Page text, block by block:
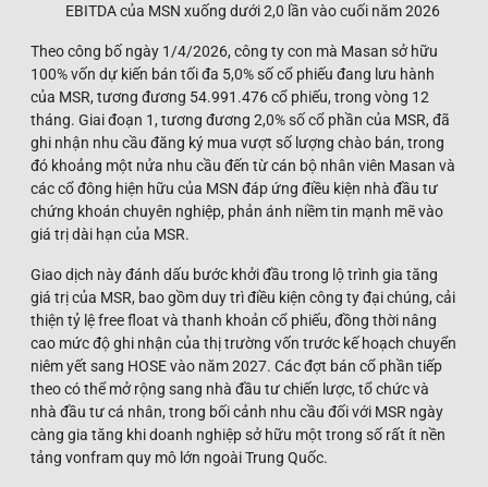
EBITDA của MSN xuống dưới 2,0 lần vào cuối năm 2026
Theo công bố ngày 1/4/2026, công ty con mà Masan sở hữu
100% vốn dự kiến bán tối đa 5,0% số cổ phiếu đang lưu hành
của MSR, tương đương 54.991.476 cổ phiếu, trong vòng 12
tháng. Giai đoạn 1, tương đương 2,0% số cổ phần của MSR, đã
ghi nhận nhu cầu đăng ký mua vượt số lượng chào bán, trong
đó khoảng một nửa nhu cầu đến từ cán bộ nhân viên Masan và
các cổ đông hiện hữu của MSN đáp ứng điều kiện nhà đầu tư
chứng khoán chuyên nghiệp, phản ánh niềm tin mạnh mẽ vào
giá trị dài hạn của MSR.
Giao dịch này đánh dấu bước khởi đầu trong lộ trình gia tăng
giá trị của MSR, bao gồm duy trì điều kiện công ty đại chúng, cải
thiện tỷ lệ free float và thanh khoản cổ phiếu, đồng thời nâng
cao mức độ ghi nhận của thị trường vốn trước kế hoạch chuyển
niêm yết sang HOSE vào năm 2027. Các đợt bán cổ phần tiếp
theo có thể mở rộng sang nhà đầu tư chiến lược, tổ chức và
nhà đầu tư cá nhân, trong bối cảnh nhu cầu đối với MSR ngày
càng gia tăng khi doanh nghiệp sở hữu một trong số rất ít nền
tảng vonfram quy mô lớn ngoài Trung Quốc.